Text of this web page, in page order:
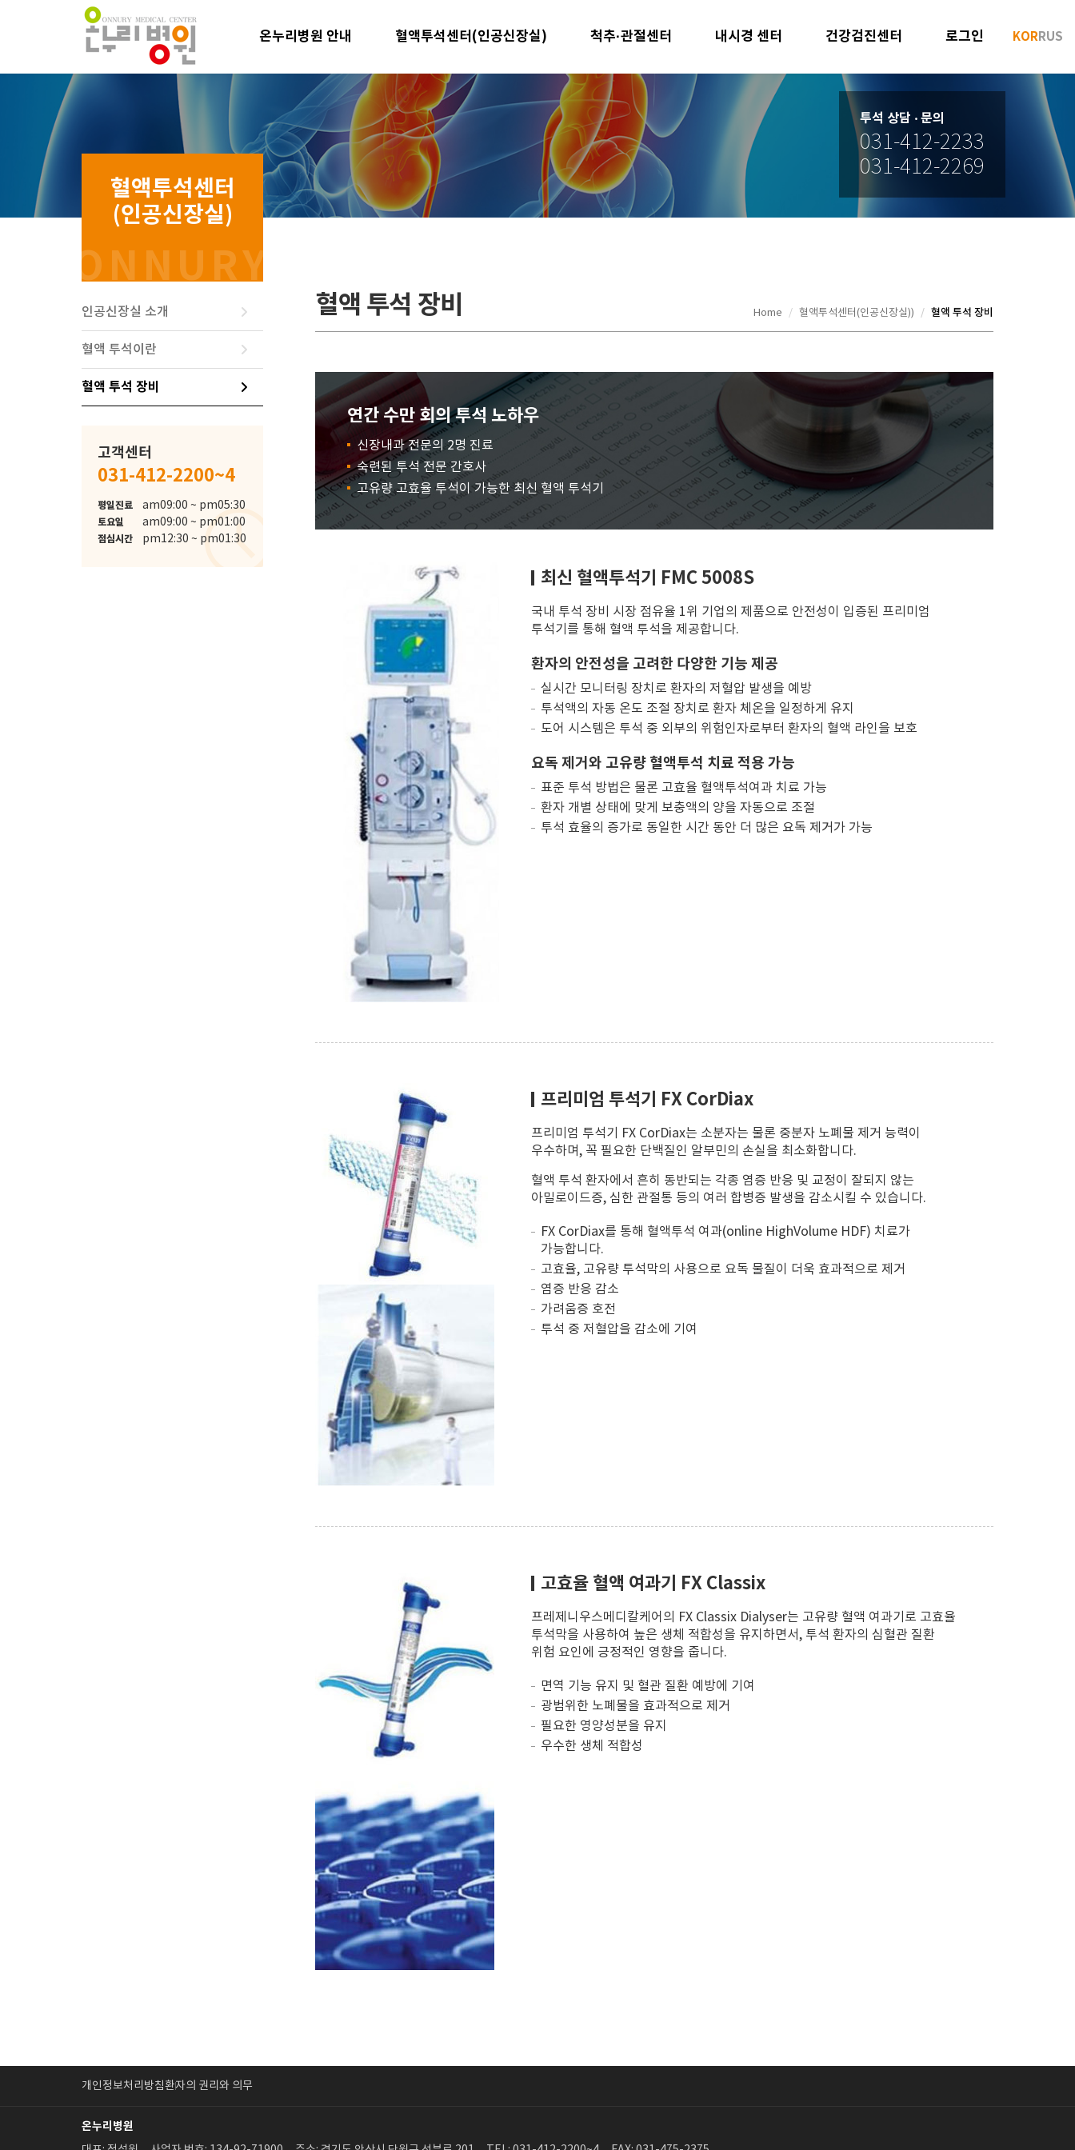
KORRUS
온누리병원 안내 혈액투석센터(인공신장실) 척추·관절센터 내시경 센터 건강검진센터 로그인
투석 상담 ‧ 문의
031-412-2233
031-412-2269
인공신장실 소개
혈액 투석이란
혈액 투석 장비
고객센터
031-412-2200~4
평일진료 am09:00 ~ pm05:30
토요일 am09:00 ~ pm01:00
점심시간 pm12:30 ~ pm01:30
schedule
혈액 투석 장비 Home 혈액투석센터(인공신장실)) 혈액 투석 장비
연간 수만 회의 투석 노하우
신장내과 전문의 2명 진료
숙련된 투석 전문 간호사
고유량 고효율 투석이 가능한 최신 혈액 투석기
최신 혈액투석기 FMC 5008S
국내 투석 장비 시장 점유율 1위 기업의 제품으로 안전성이 입증된 프리미엄
투석기를 통해 혈액 투석을 제공합니다.
환자의 안전성을 고려한 다양한 기능 제공
실시간 모니터링 장치로 환자의 저혈압 발생을 예방
투석액의 자동 온도 조절 장치로 환자 체온을 일정하게 유지
도어 시스템은 투석 중 외부의 위험인자로부터 환자의 혈액 라인을 보호
요독 제거와 고유량 혈액투석 치료 적용 가능
표준 투석 방법은 물론 고효율 혈액투석여과 치료 가능
환자 개별 상태에 맞게 보충액의 양을 자동으로 조절
투석 효율의 증가로 동일한 시간 동안 더 많은 요독 제거가 가능
프리미엄 투석기 FX CorDiax
프리미엄 투석기 FX CorDiax는 소분자는 물론 중분자 노폐물 제거 능력이
우수하며, 꼭 필요한 단백질인 알부민의 손실을 최소화합니다.
혈액 투석 환자에서 흔히 동반되는 각종 염증 반응 및 교정이 잘되지 않는
아밀로이드증, 심한 관절통 등의 여러 합병증 발생을 감소시킬 수 있습니다.
FX CorDiax를 통해 혈액투석 여과(online HighVolume HDF) 치료가
가능합니다.
고효율, 고유량 투석막의 사용으로 요독 물질이 더욱 효과적으로 제거
염증 반응 감소
가려움증 호전
투석 중 저혈압을 감소에 기여
고효율 혈액 여과기 FX Classix
프레제니우스메디칼케어의 FX Classix Dialyser는 고유량 혈액 여과기로 고효율
투석막을 사용하여 높은 생체 적합성을 유지하면서, 투석 환자의 심혈관 질환
위험 요인에 긍정적인 영향을 줍니다.
면역 기능 유지 및 혈관 질환 예방에 기여
광범위한 노폐물을 효과적으로 제거
필요한 영양성분을 유지
우수한 생체 적합성
개인정보처리방침환자의 권리와 의무
온누리병원